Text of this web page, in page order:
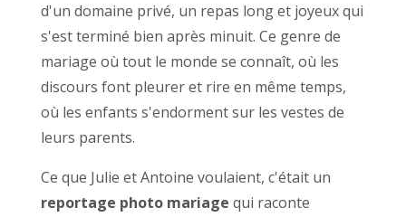
d'un domaine privé, un repas long et joyeux qui
s'est terminé bien après minuit. Ce genre de
mariage où tout le monde se connaît, où les
discours font pleurer et rire en même temps,
où les enfants s'endorment sur les vestes de
leurs parents.
Ce que Julie et Antoine voulaient, c'était un
reportage photo mariage qui raconte